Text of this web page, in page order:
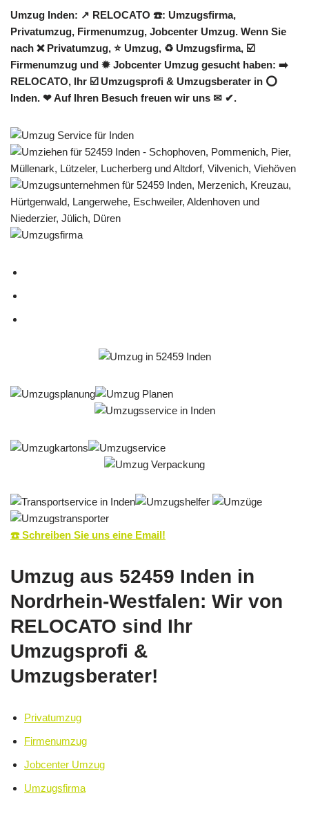
Umzug Inden: ↗️ RELOCATO ☎️: Umzugsfirma,
Privatumzug, Firmenumzug, Jobcenter Umzug. Wenn Sie
nach ❌ Privatumzug, ⭐ Umzug, ♻ Umzugsfirma, ☑️
Firmenumzug und ✹ Jobcenter Umzug gesucht haben: ➡️
RELOCATO, Ihr ☑️ Umzugsprofi & Umzugsberater in ⭕
Inden. ❤ Auf Ihren Besuch freuen wir uns ✉ ✔.
☎️ Schreiben Sie uns eine Email!
Umzug aus 52459 Inden in
Nordrhein-Westfalen: Wir von
RELOCATO sind Ihr
Umzugsprofi &
Umzugsberater!
Privatumzug
Firmenumzug
Jobcenter Umzug
Umzugsfirma